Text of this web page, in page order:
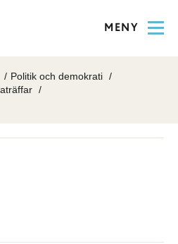
MENY
Politik och demokrati